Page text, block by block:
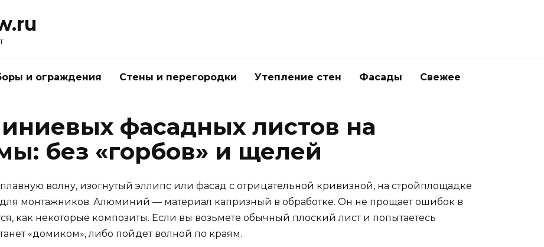
и ограждения Стены и перегородки Утепление стен Фасады Свежее
фасадных листов на
без «горбов» и щелей
плавную волну, изогнутый эллипс или фасад с отрицательной кривизной, на стройплощадке
для монтажников. Алюминий — материал капризный в обработке. Он не прощает ошибок в
как некоторые композиты. Если вы возьмете обычный плоский лист и попытаетесь
«домиком», либо пойдет волной по краям.